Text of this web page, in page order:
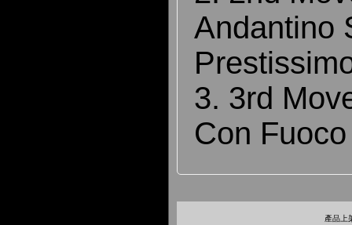
Andantino
3. 3rd
Con Fuoco
產品上